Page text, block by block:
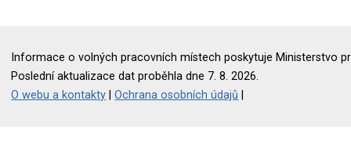
Informace o volných pracovních místech poskytuje Ministerstvo
Poslední aktualizace dat proběhla dne 7. 8. 2026.
O webu a kontakty |Ochrana osobních údajů